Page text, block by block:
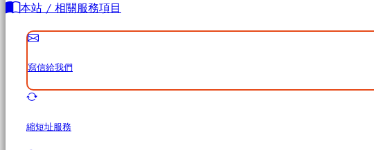
本站 / 相關服務項目
寫信給我們
縮短址服務